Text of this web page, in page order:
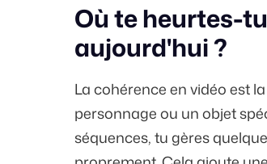
Où te heurtes-
aujourd'hui ?
La cohérence en vidéo est
personnage ou un objet
séquences, tu gères